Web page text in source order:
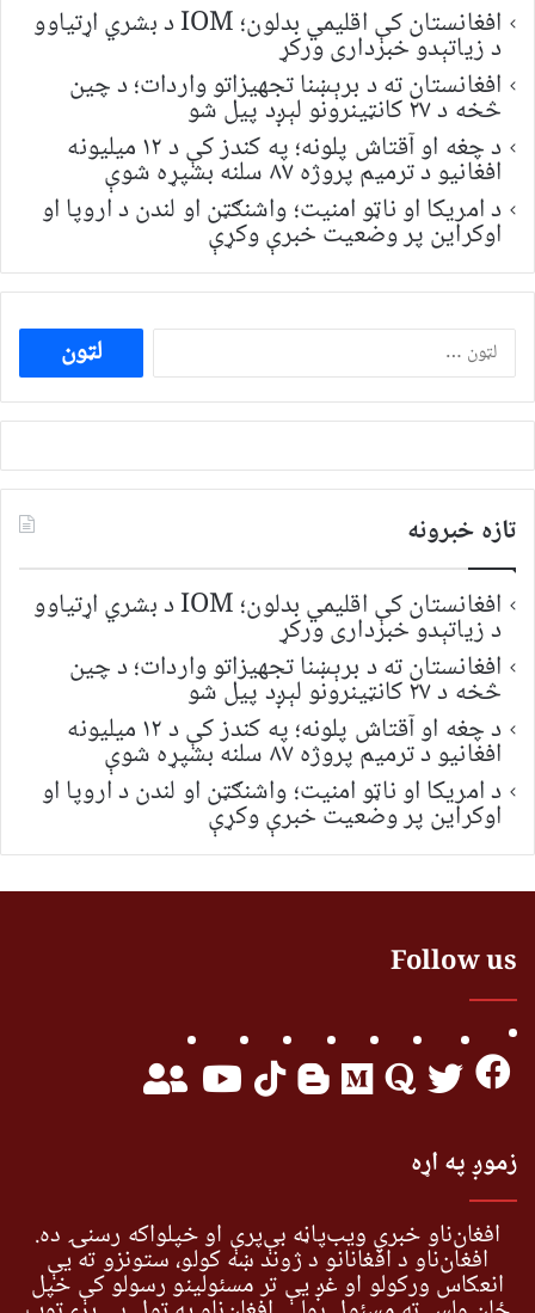
افغانستان کې اقلیمي بدلون؛ IOM د بشري اړتیاوو
د زیاتېدو خبرداری ورکړ
افغانستان ته د برېښنا تجهیزاتو واردات؛ د چین
څخه د ۲۷ کانټینرونو لېږد پیل شو
د چغه او آقتاش پلونه؛ په کندز کې د ۱۲ میلیونه
افغانیو د ترمیم پروژه ۸۷ سلنه بشپړه شوې
د امریکا او ناټو امنیت؛ واشنګټن او لندن د اروپا او
اوکراین پر وضعیت خبرې وکړې
ددی
لپاره
لټون:
تازه خبرونه
افغانستان کې اقلیمي بدلون؛ IOM د بشري اړتیاوو
د زیاتېدو خبرداری ورکړ
افغانستان ته د برېښنا تجهیزاتو واردات؛ د چین
څخه د ۲۷ کانټینرونو لېږد پیل شو
د چغه او آقتاش پلونه؛ په کندز کې د ۱۲ میلیونه
افغانیو د ترمیم پروژه ۸۷ سلنه بشپړه شوې
د امریکا او ناټو امنیت؛ واشنګټن او لندن د اروپا او
اوکراین پر وضعیت خبرې وکړې
Follow us
زموږ په اړه
افغان‌ناو خبري ویب‌پاڼه بې‌پرې او خپلواکه رسنۍ ده.
افغان‌ناو د افغانانو د ژوند ښه کولو، ستونزو ته یې
انعکاس ورکولو او غږ یې تر مسئولینو رسولو کې خپل